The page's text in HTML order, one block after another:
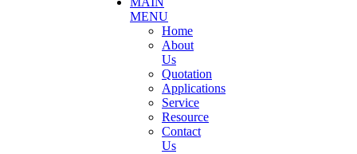
MENU
Home
About
Us
Quotation
Applications
Service
Resource
Contact
Us